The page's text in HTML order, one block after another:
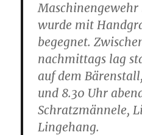
wurde mit
begegnet.
nachmittags lag
auf dem
und 8.30 Uhr
Schratzmännele,
Lingehang.